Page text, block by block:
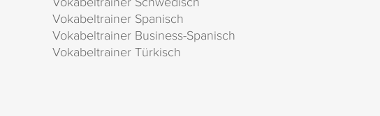
Vokabeltrainer Spanisch
Vokabeltrainer Business-Spanisch
Vokabeltrainer Türkisch